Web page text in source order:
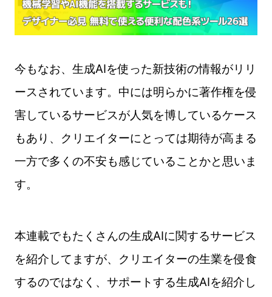
今もなお、生成AIを使った新技術の情報がリリ
ースされています。中には明らかに著作権を侵
害しているサービスが人気を博しているケース
もあり、クリエイターにとっては期待が高まる
一方で多くの不安も感じていることかと思いま
す。
本連載でもたくさんの生成AIに関するサービス
を紹介してますが、クリエイターの生業を侵食
するのではなく、サポートする生成AIを紹介し